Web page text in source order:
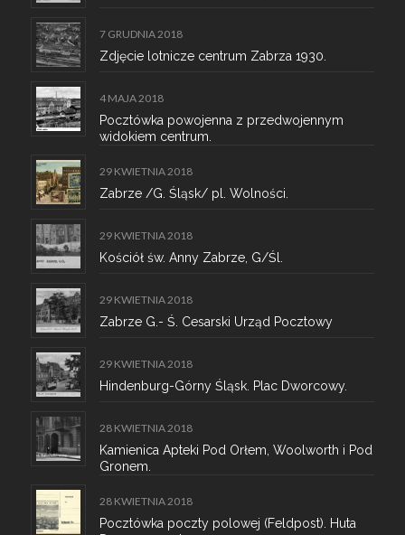
7 GRUDNIA 2018
Zdjęcie lotnicze centrum Zabrza 1930.
4 MAJA 2018
Pocztówka powojenna z przedwojennym
widokiem centrum.
29 KWIETNIA 2018
Zabrze /G. Śląsk/ pl. Wolności.
29 KWIETNIA 2018
Kościół św. Anny Zabrze, G/Śl.
29 KWIETNIA 2018
Zabrze G.- Ś. Cesarski Urząd Pocztowy
29 KWIETNIA 2018
Hindenburg-Górny Śląsk. Plac Dworcowy.
28 KWIETNIA 2018
Kamienica Apteki Pod Orłem, Woolworth i Pod
Gronem.
28 KWIETNIA 2018
Pocztówka poczty polowej (Feldpost). Huta